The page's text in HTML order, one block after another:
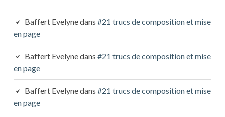
Baffert Evelynedans #21 trucs de composition et mise
en page
Baffert Evelynedans #21 trucs de composition et mise
en page
Baffert Evelynedans #21 trucs de composition et mise
en page